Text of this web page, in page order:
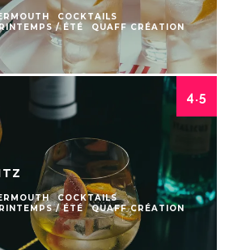
COCKTAILS
/ ÉTÉ
QUAFF CRÉATION
4.5
COCKTAILS
/ ÉTÉ
QUAFF CRÉATION